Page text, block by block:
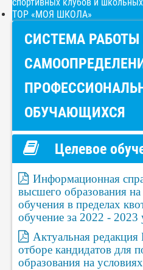
ТОР «МОЯ ШКОЛА»
СИСТЕМА РАБОТЫ
ОБУЧАЮЩИХСЯ
Целевое
Информационная
высшего образования на
обучения в пределах
обучение за 2022 - 2023
Актуальная
отборе кандидатов для
образования на